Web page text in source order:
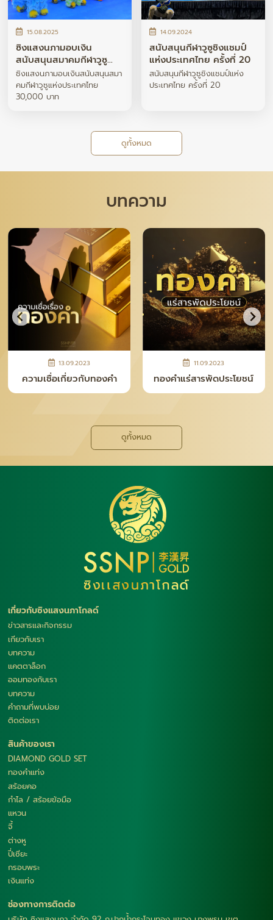
15.08.2025
ซิงแสงนภามอบเงิน
สนับสนุนสมาคมกีฬาวูซู
แห่งประเทศไทย 30,000
บาท
ซิงแสงนภามอบเงินสนับสนุนสมา
คมกีฬาวูซูแห่งประเทศไทย
30,000 บาท
14.09.2024
สนับสนุนกีฬาวูซูชิงแชมป์
แห่งประเทศไทย ครั้งที่ 20
สนับสนุนกีฬาวูซูชิงแชมป์แห่ง
ประเทศไทย ครั้งที่ 20
ดูทั้งหมด
บทความ
28.04.2026
ความจริงหลังเคาน์เตอร์ ที่
คนซื้อทอง–เงินควรรู้
12.11.2025
ทำไม “เงินแท่ง SNP” ถึง
กลายเป็นเทรนด์ใหม่ของยุค
ดูทั้งหมด
เกี่ยวกับซิงแสงนภาโกลด์
ข่าวสารและกิจกรรม
เกียวกับเรา
บทความ
แคตตาล็อก
ออมทองกับเรา
บทความ
คำถามที่พบบ่อย
ติดต่อเรา
สินค้าของเรา
DIAMOND GOLD SET
ทองคำแท่ง
สร้อยคอ
กำไล / สร้อยข้อมือ
แหวน
จี้
ต่างหู
ปี่เซียะ
กรอบพระ
เงินแท่ง
ช่องทางการติดต่อ